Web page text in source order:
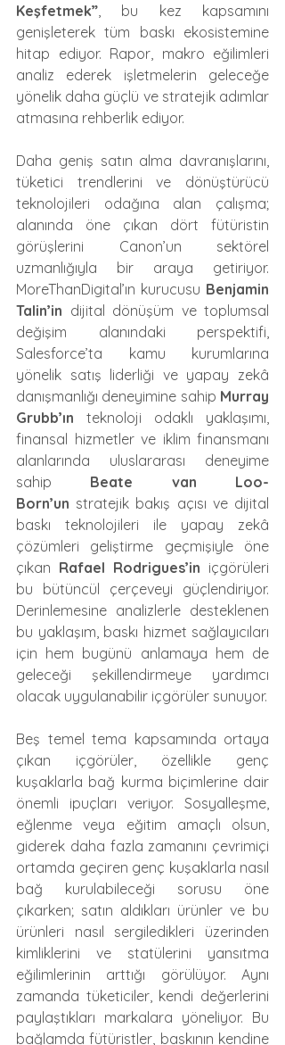
Keşfetmek” , bu kez kapsamını
genişleterek tüm baskı ekosistemine
hitap ediyor. Rapor, makro eğilimleri
analiz ederek işletmelerin geleceğe
yönelik daha güçlü ve stratejik adımlar
atmasına rehberlik ediyor.
Daha geniş satın alma davranışlarını,
tüketici trendlerini ve dönüştürücü
teknolojileri odağına alan çalışma;
alanında öne çıkan dört fütüristin
görüşlerini Canon’un sektörel
uzmanlığıyla bir araya getiriyor.
MoreThanDigital’ın kurucusu Benjamin
Talin’in dijital dönüşüm ve toplumsal
değişim alanındaki perspektifi,
Salesforce’ta kamu kurumlarına
yönelik satış liderliği ve yapay zekâ
danışmanlığı deneyimine sahip Murray
Grubb’ın teknoloji odaklı yaklaşımı,
finansal hizmetler ve iklim finansmanı
alanlarında uluslararası deneyime
sahip Beate van Loo-
Born’un stratejik bakış açısı ve dijital
baskı teknolojileri ile yapay zekâ
çözümleri geliştirme geçmişiyle öne
çıkan Rafael Rodrigues’in içgörüleri
bu bütüncül çerçeveyi güçlendiriyor.
Derinlemesine analizlerle desteklenen
bu yaklaşım, baskı hizmet sağlayıcıları
için hem bugünü anlamaya hem de
geleceği şekillendirmeye yardımcı
olacak uygulanabilir içgörüler sunuyor.
Beş temel tema kapsamında ortaya
çıkan içgörüler, özellikle genç
kuşaklarla bağ kurma biçimlerine dair
önemli ipuçları veriyor. Sosyalleşme,
eğlenme veya eğitim amaçlı olsun,
giderek daha fazla zamanını çevrimiçi
ortamda geçiren genç kuşaklarla nasıl
bağ kurulabileceği sorusu öne
çıkarken; satın aldıkları ürünler ve bu
ürünleri nasıl sergiledikleri üzerinden
kimliklerini ve statülerini yansıtma
eğilimlerinin arttığı görülüyor. Aynı
zamanda tüketiciler, kendi değerlerini
paylaştıkları markalara yöneliyor. Bu
bağlamda fütüristler, baskının kendine